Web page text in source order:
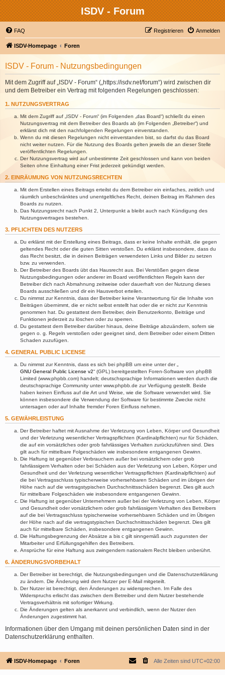
ISDV - Forum
FAQ Anmelden
Registrieren
ISDV-Homepage Foren
ISDV - Forum - Nutzungsbedingungen
Mit dem Zugriff auf „ISDV - Forum“ („https://isdv.net/forum“) wird zwischen dir
und dem Betreiber ein Vertrag mit folgenden Regelungen geschlossen:
1. NUTZUNGSVERTRAG
Mit dem Zugriff auf „ISDV - Forum“ (im Folgenden „das Board“) schließt du einen
Nutzungsvertrag mit dem Betreiber des Boards ab (im Folgenden „Betreiber“) und
erklärst dich mit den nachfolgenden Regelungen einverstanden.
Wenn du mit diesen Regelungen nicht einverstanden bist, so darfst du das Board
nicht weiter nutzen. Für die Nutzung des Boards gelten jeweils die an dieser Stelle
veröffentlichten Regelungen.
Der Nutzungsvertrag wird auf unbestimmte Zeit geschlossen und kann von beiden
Seiten ohne Einhaltung einer Frist jederzeit gekündigt werden.
2. EINRÄUMUNG VON NUTZUNGSRECHTEN
Mit dem Erstellen eines Beitrags erteilst du dem Betreiber ein einfaches, zeitlich und
räumlich unbeschränktes und unentgeltliches Recht, deinen Beitrag im Rahmen des
Boards zu nutzen.
Das Nutzungsrecht nach Punkt 2, Unterpunkt a bleibt auch nach Kündigung des
Nutzungsvertrages bestehen.
3. PFLICHTEN DES NUTZERS
Du erklärst mit der Erstellung eines Beitrags, dass er keine Inhalte enthält, die gegen
geltendes Recht oder die guten Sitten verstoßen. Du erklärst insbesondere, dass du
das Recht besitzt, die in deinen Beiträgen verwendeten Links und Bilder zu setzen
bzw. zu verwenden.
Der Betreiber des Boards übt das Hausrecht aus. Bei Verstößen gegen diese
Nutzungsbedingungen oder anderer im Board veröffentlichten Regeln kann der
Betreiber dich nach Abmahnung zeitweise oder dauerhaft von der Nutzung dieses
Boards ausschließen und dir ein Hausverbot erteilen.
Du nimmst zur Kenntnis, dass der Betreiber keine Verantwortung für die Inhalte von
Beiträgen übernimmt, die er nicht selbst erstellt hat oder die er nicht zur Kenntnis
genommen hat. Du gestattest dem Betreiber, dein Benutzerkonto, Beiträge und
Funktionen jederzeit zu löschen oder zu sperren.
Du gestattest dem Betreiber darüber hinaus, deine Beiträge abzuändern, sofern sie
gegen o. g. Regeln verstoßen oder geeignet sind, dem Betreiber oder einem Dritten
Schaden zuzufügen.
4. GENERAL PUBLIC LICENSE
Du nimmst zur Kenntnis, dass es sich bei phpBB um eine unter der „
GNU General Public License v2“ (GPL) bereitgestellten Foren-Software von phpBB
Limited (www.phpbb.com) handelt; deutschsprachige Informationen werden durch die
deutschsprachige Community unter www.phpbb.de zur Verfügung gestellt. Beide
haben keinen Einfluss auf die Art und Weise, wie die Software verwendet wird. Sie
können insbesondere die Verwendung der Software für bestimmte Zwecke nicht
untersagen oder auf Inhalte fremder Foren Einfluss nehmen.
5. GEWÄHRLEISTUNG
Der Betreiber haftet mit Ausnahme der Verletzung von Leben, Körper und Gesundheit
und der Verletzung wesentlicher Vertragspflichten (Kardinalpflichten) nur für Schäden,
die auf ein vorsätzliches oder grob fahrlässiges Verhalten zurückzuführen sind. Dies
gilt auch für mittelbare Folgeschäden wie insbesondere entgangenen Gewinn.
Die Haftung ist gegenüber Verbrauchern außer bei vorsätzlichem oder grob
fahrlässigem Verhalten oder bei Schäden aus der Verletzung von Leben, Körper und
Gesundheit und der Verletzung wesentlicher Vertragspflichten (Kardinalpflichten) auf
die bei Vertragsschluss typischerweise vorhersehbaren Schäden und im übrigen der
Höhe nach auf die vertragstypischen Durchschnittsschäden begrenzt. Dies gilt auch
für mittelbare Folgeschäden wie insbesondere entgangenen Gewinn.
Die Haftung ist gegenüber Unternehmern außer bei der Verletzung von Leben, Körper
und Gesundheit oder vorsätzlichem oder grob fahrlässigem Verhalten des Betreibers
auf die bei Vertragsschluss typischerweise vorhersehbaren Schäden und im Übrigen
der Höhe nach auf die vertragstypischen Durchschnittsschäden begrenzt. Dies gilt
auch für mittelbare Schäden, insbesondere entgangenen Gewinn.
Die Haftungsbegrenzung der Absätze a bis c gilt sinngemäß auch zugunsten der
Mitarbeiter und Erfüllungsgehilfen des Betreibers.
Ansprüche für eine Haftung aus zwingendem nationalem Recht bleiben unberührt.
6. ÄNDERUNGSVORBEHALT
Der Betreiber ist berechtigt, die Nutzungsbedingungen und die Datenschutzerklärung
zu ändern. Die Änderung wird dem Nutzer per E-Mail mitgeteilt.
Der Nutzer ist berechtigt, den Änderungen zu widersprechen. Im Falle des
Widerspruchs erlischt das zwischen dem Betreiber und dem Nutzer bestehende
Vertragsverhältnis mit sofortiger Wirkung.
Die Änderungen gelten als anerkannt und verbindlich, wenn der Nutzer den
Änderungen zugestimmt hat.
Informationen über den Umgang mit deinen persönlichen Daten sind in der
Datenschutzerklärung enthalten.
ISDV-Homepage Foren Alle Zeiten sind UTC+02:00